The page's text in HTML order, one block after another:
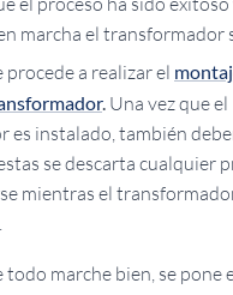
marcha el transformador
procede a realizar el
. Una vez que el
es instalado, también
se descarta cualquier
mientras el
marche bien, se pone